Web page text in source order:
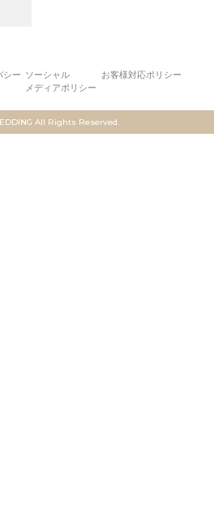
シー ソーシャル
メディアポリシー
お客様対応ポリシー
All Rights Reserved.